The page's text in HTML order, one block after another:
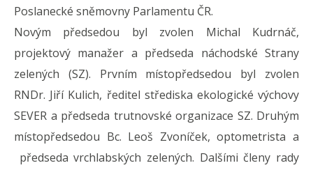
navrhla
Poslanecké sněmovny Parlamentu ČR.
Novým předsedou byl zvolen Michal Kudrnáč,
projektový manažer a předseda náchodské Strany
zelených (SZ). Prvním místopředsedou byl zvolen
RNDr. Jiří Kulich, ředitel střediska ekologické výchovy
SEVER a předseda trutnovské organizace SZ. Druhým
místopředsedou Bc. Leoš Zvoníček, optometrista a
předseda vrchlabských zelených. Dalšími členy rady